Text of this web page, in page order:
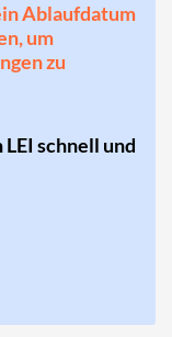
Ablaufdatum
um
zu
schnell und